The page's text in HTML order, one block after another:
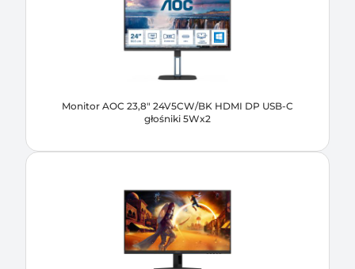
Monitor AOC 23,8" 24V5CW/BK HDMI DP USB-C
głośniki 5Wx2